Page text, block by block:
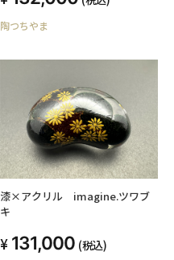
陶つちやま
漆×アクリル imagine.ツワブ
キ
131,000 (税込)